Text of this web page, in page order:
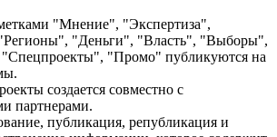
"Мнение", "Экспертиза",
"Деньги", "Власть", "Выборы",
"Спецпроекты", "Промо" публикуются на
создается совместно с
партнерами.
публикация, републикация и